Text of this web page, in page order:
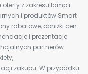
oferty z zakresu lamp i
i produktów Smart
rabatowe, obniżki cen
i prezentacje
partnerów
zakupu. W przypadku